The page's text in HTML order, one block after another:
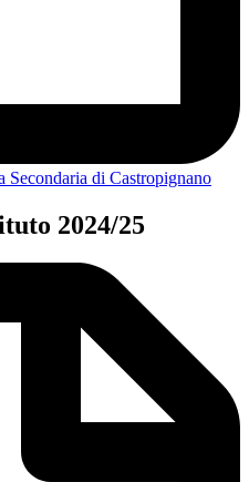
Secondaria di Castropignano
2024/25